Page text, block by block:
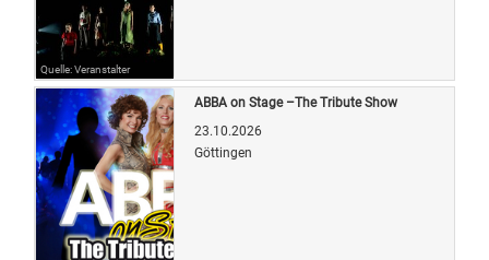
Quelle: Veranstalter
ABBA on Stage –The Tribute Show
23.10.2026
Göttingen